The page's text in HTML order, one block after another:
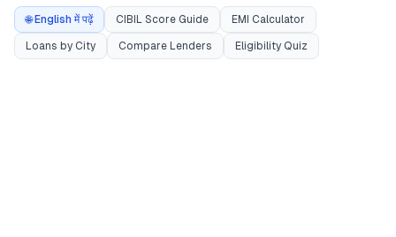
🌐 English में पढ़ें CIBIL Score Guide EMI Calculator
Loans by City Compare Lenders Eligibility Quiz